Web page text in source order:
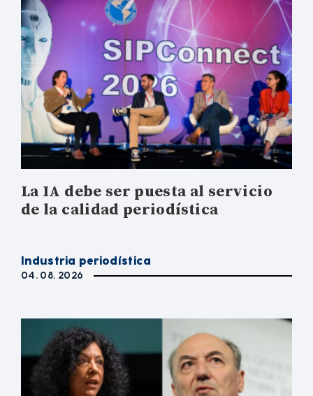
La IA debe ser puesta al servicio
de la calidad periodística
Industria periodística
04. 08. 2026